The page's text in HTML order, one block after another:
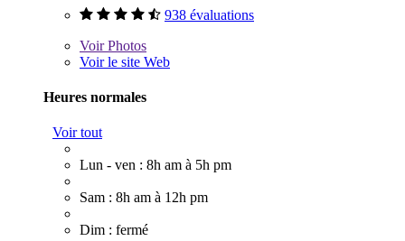
938 évaluations
VoirPhotos
Voir le site Web
Heures normales
Voir tout
Lun - ven : 8h am à 5h pm
Sam : 8h am à 12h pm
Dim : fermé